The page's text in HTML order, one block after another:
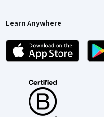
Learn Anywhere